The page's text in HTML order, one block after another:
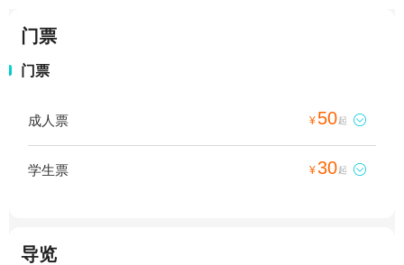
门票
门票
成人票 ¥ 50起 
学生票 ¥30起 
导览